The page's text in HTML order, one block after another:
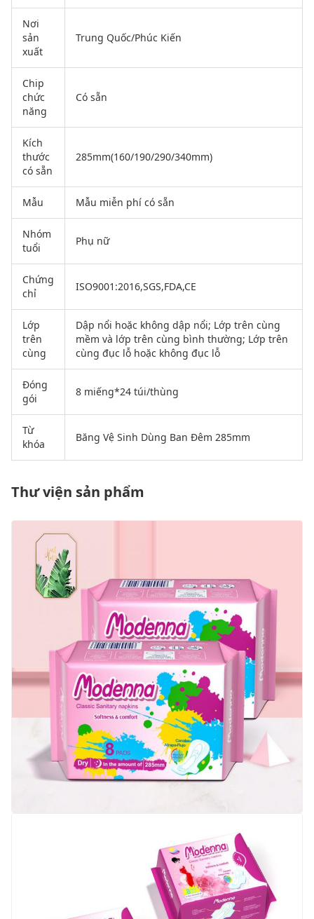
Nơi
sản
xuất
Trung Quốc/Phúc Kiến
Chip
chức
năng
Có sẵn
Kích
thước
có sẵn
285mm(160/190/290/340mm)
Mẫu Mẫu miễn phí có sẵn
Nhóm
tuổi
Phụ nữ
Chứng
chỉ
ISO9001:2016,SGS,FDA,CE
Lớp
trên
cùng
Dập nổi hoặc không dập nổi; Lớp trên cùng
mềm và lớp trên cùng bình thường; Lớp trên
cùng đục lỗ hoặc không đục lỗ
Đóng
gói
8 miếng*24 túi/thùng
Từ
khóa
Băng Vệ Sinh Dùng Ban Đêm 285mm
Thư viện sản phẩm